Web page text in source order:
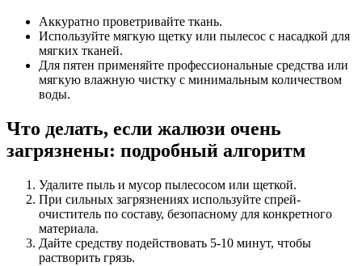
Аккуратно проветривайте ткань.
Используйте мягкую щетку или пылесос с насадкой для
мягких тканей.
Для пятен применяйте профессиональные средства или
мягкую влажную чистку с минимальным количеством
воды.
Что делать, если жалюзи очень
загрязнены: подробный алгоритм
Удалите пыль и мусор пылесосом или щеткой.
При сильных загрязнениях используйте спрей-
очиститель по составу, безопасному для конкретного
материала.
Дайте средству подействовать 5-10 минут, чтобы
растворить грязь.